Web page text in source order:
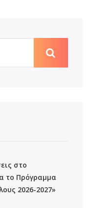
στο
το Πρόγραμμα
2026-2027»